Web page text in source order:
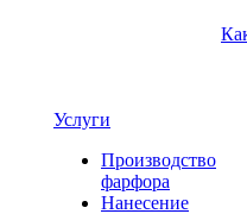
Услуги
Производство
фарфора
Нанесение